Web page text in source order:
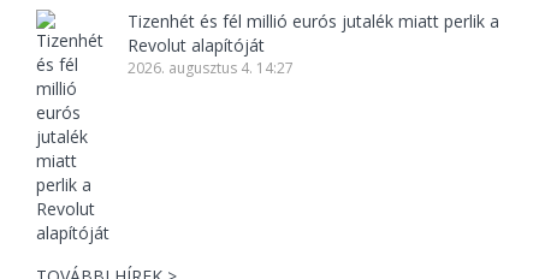
Tizenhét és fél millió eurós jutalék miatt perlik a
Revolut alapítóját
2026. augusztus 4. 14:27